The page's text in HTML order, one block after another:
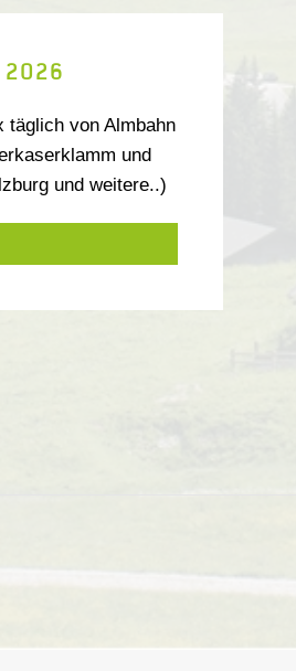
2026
täglich von Almbahn
und
und weitere..)